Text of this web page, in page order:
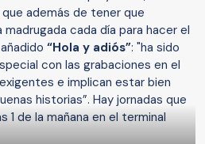
además de tener que
cada día para hacer el
“Hola y adiós”: "ha sido
con las grabaciones en el
e implican estar bien
historias”. Hay jornadas que
1 de la mañana en el terminal